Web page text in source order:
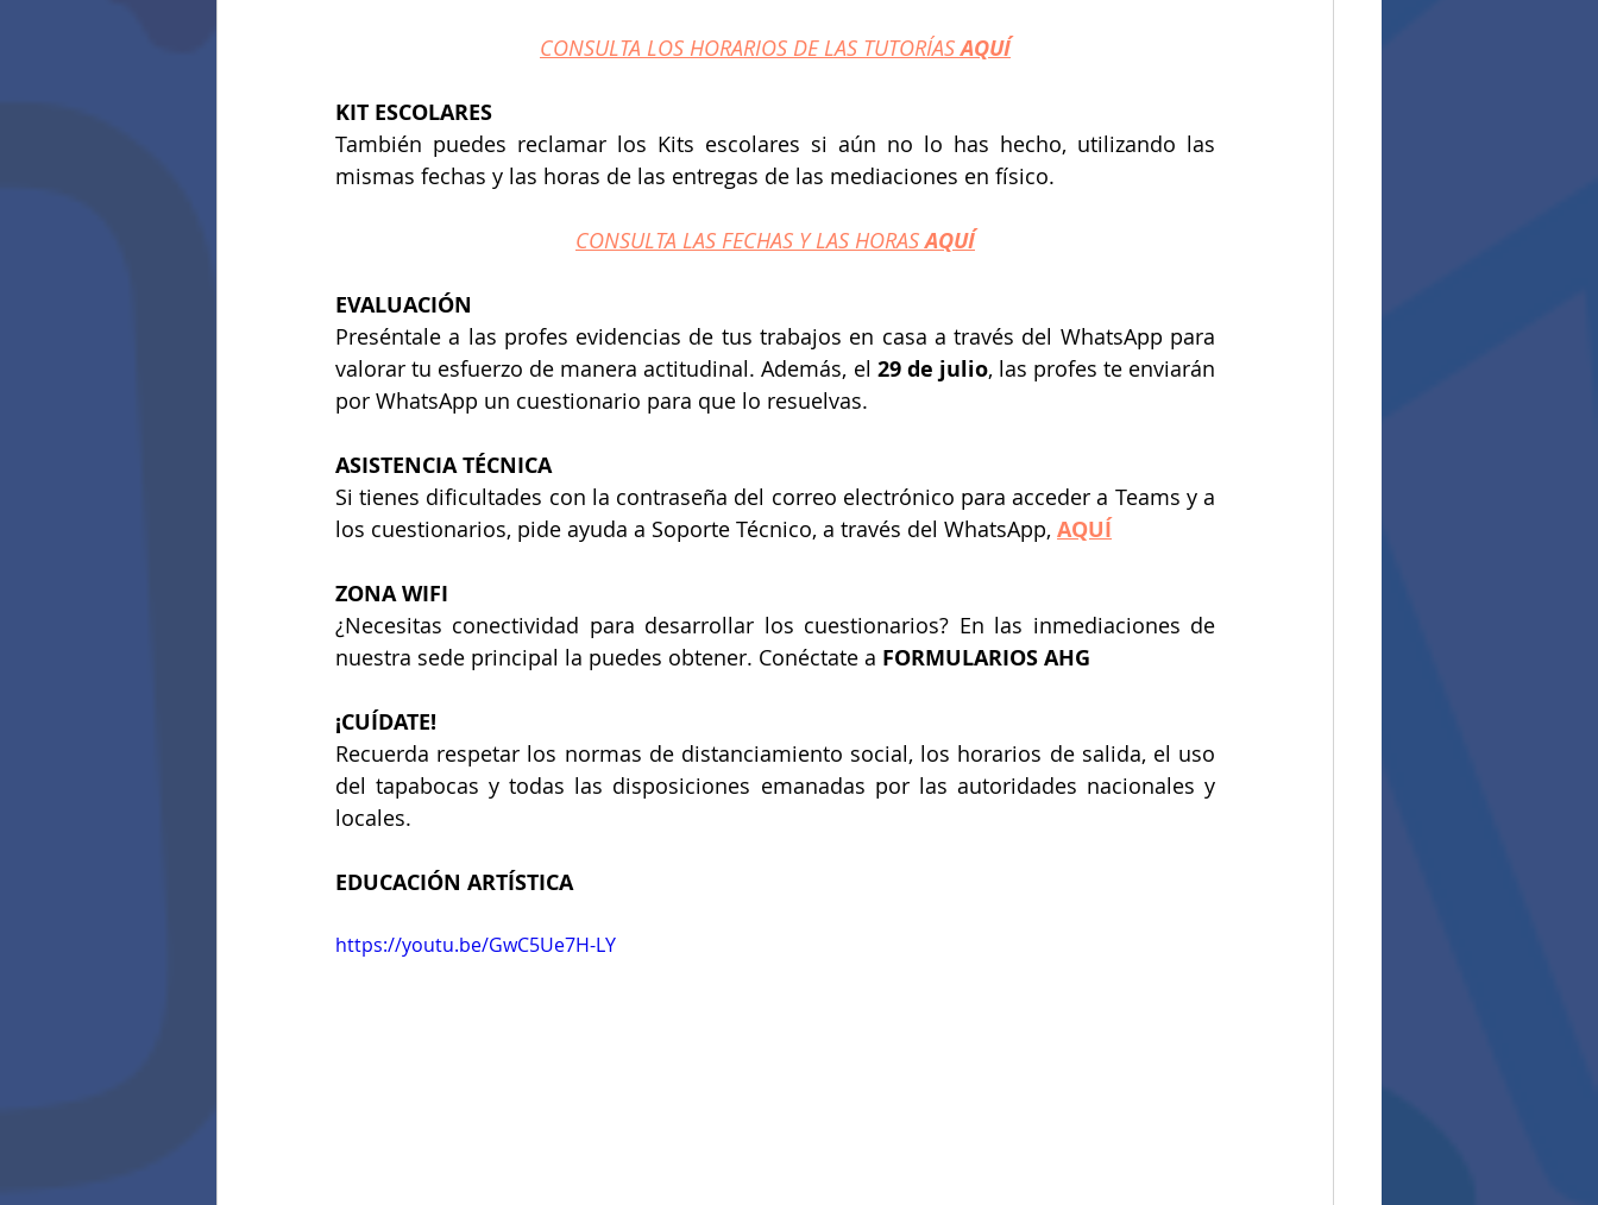
CONSULTA LOS HORARIOS DE LAS TUTORÍAS AQUÍ
KIT ESCOLARES
También puedes reclamar los Kits escolares si aún no lo has hecho, utilizando las
mismas fechas y las horas de las entregas de las mediaciones en físico.
CONSULTA LAS FECHAS Y LAS HORAS AQUÍ
EVALUACIÓN
Preséntale a las profes evidencias de tus trabajos en casa a través del WhatsApp para
valorar tu esfuerzo de manera actitudinal. Además, el 29 de julio, las profes te enviarán
por WhatsApp un cuestionario para que lo resuelvas.
ASISTENCIA TÉCNICA
Si tienes dificultades con la contraseña del correo electrónico para acceder a Teams y a
los cuestionarios, pide ayuda a Soporte Técnico, a través del WhatsApp, AQUÍ
ZONA WIFI
¿Necesitas conectividad para desarrollar los cuestionarios? En las inmediaciones de
nuestra sede principal la puedes obtener. Conéctate a FORMULARIOS AHG
¡CUÍDATE!
Recuerda respetar los normas de distanciamiento social, los horarios de salida, el uso
del tapabocas y todas las disposiciones emanadas por las autoridades nacionales y
locales.
EDUCACIÓN ARTÍSTICA
https://youtu.be/GwC5Ue7H-LY